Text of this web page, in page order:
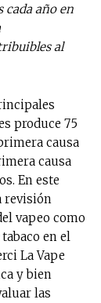
cada año en
al
produce 75
causa
causa
En este
revisión
vapeo como
en el
La Vape
y bien
las